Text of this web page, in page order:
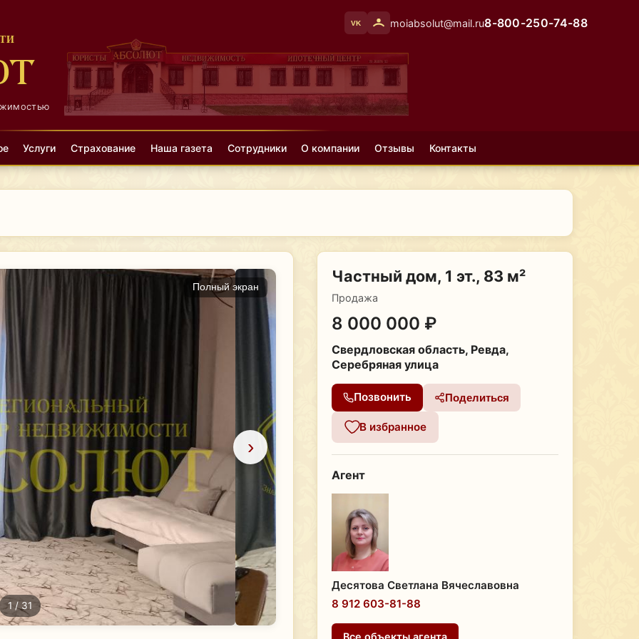
VK moiabsolut@mail.ru8-800-250-74-88
Услуги Страхование Наша газета Сотрудники О компании Отзывы Контакты
›
Полный экран
1 / 31
Частный дом, 1 эт., 83 м²
Продажа
8 000 000 ₽
Свердловская область, Ревда,
Серебряная улица
Позвонить Поделиться
В избранное
Агент
Десятова Светлана Вячеславовна
8 912 603-81-88